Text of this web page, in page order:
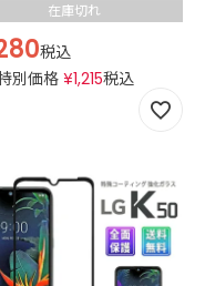
在庫切れ
税込
別価格 ¥1,215税込